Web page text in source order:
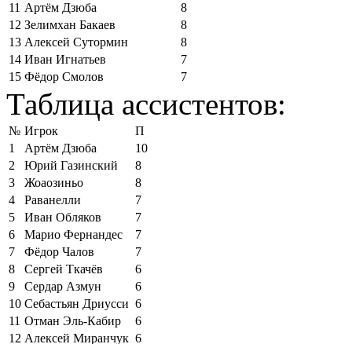
11 Артём Дзюба
8
12 Зелимхан Бакаев
8
13 Алексей Сутормин
8
14 Иван Игнатьев
7
15 Фёдор Смолов 7
Таблица ассистентов:
№ Игрок
П
1
Артём Дзюба
10
2
Юрий Газинский
8
3
Жоаозиньо
8
4
Раванелли
7
5
Иван Обляков
7
6
Марио Фернандес
7
7
Фёдор Чалов
7
8
Сергей Ткачёв
6
9
Сердар Азмун
6
10 Себастьян Дриусси 6
11 Отман Эль-Кабир
6
12 Алексей Миранчук 6